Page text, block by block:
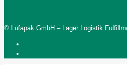
© Lufapak GmbH – Lager Logistik